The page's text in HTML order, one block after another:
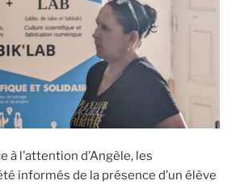
à l’attention d’Angèle, les
informés de la présence d’un élève